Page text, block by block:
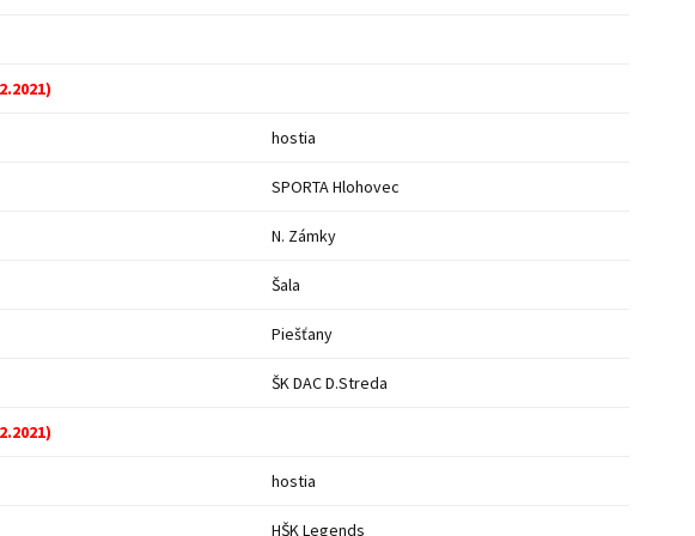
hostia
SPORTA Hlohovec
N. Zámky
Šala
Piešťany
ŠK DAC D.Streda
hostia
HŠK Legends